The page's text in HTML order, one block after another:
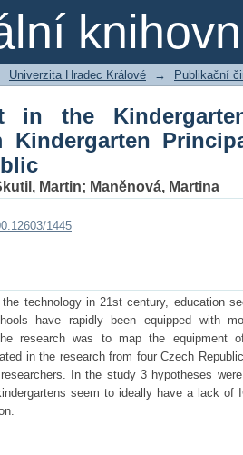
the Kindergartens
in the Czech
Univerzita Hradec Králové → Publikační
in the
Kindergarten
Martin; Maněnová, Martina
1445
technology in 21st century, education
have rapidly been equipped with
research was to map the equipment
in the research from four Czech
In the study 3 hypotheses
seem to ideally have a lack of